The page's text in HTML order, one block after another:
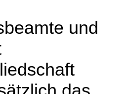
und